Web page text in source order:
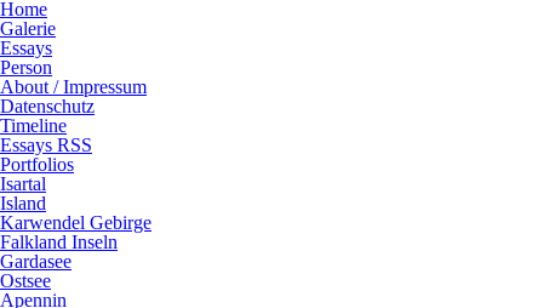
Home
Galerie
Essays
Person
About / Impressum
Datenschutz
Timeline
Essays RSS
Portfolios
Isartal
Island
Karwendel Gebirge
Falkland Inseln
Gardasee
Ostsee
Apennin